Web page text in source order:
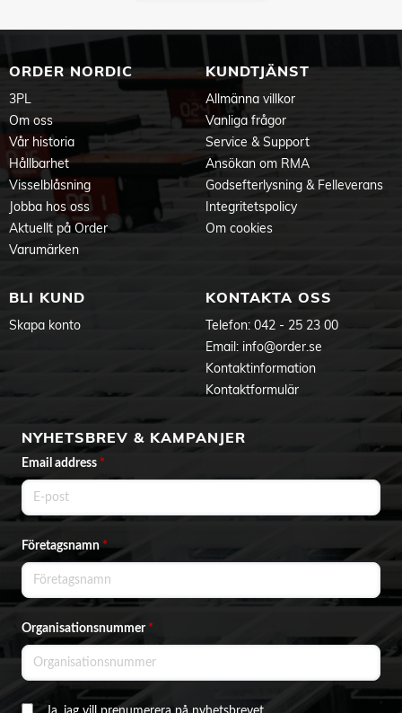
ORDER NORDIC
3PL
Om oss
Vår historia
Hållbarhet
Visselblåsning
Jobba hos oss
Aktuellt på Order
Varumärken
KUNDTJÄNST
Allmänna villkor
Vanliga frågor
Service & Support
Ansökan om RMA
Godsefterlysning & Felleverans
Integritetspolicy
Om cookies
BLI KUND
Skapa konto
KONTAKTA OSS
Telefon: 042 - 25 23 00
Email: info@order.se
Kontaktinformation
Kontaktformulär
NYHETSBREV & KAMPANJER
Email address *
Företagsnamn*
Organisationsnummer *